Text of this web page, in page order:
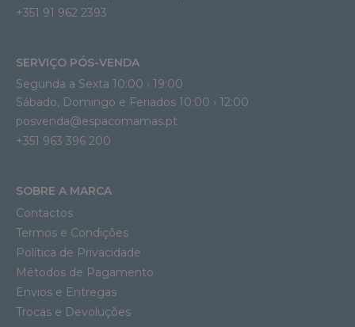
+351 91 962 2393
SERVIÇO PÓS-VENDA
Segunda a Sexta 10:00 › 19:00
Sábado, Domingo e Feriados 10:00 › 12:00
posvenda@espacomamas.pt
+351 963 396 200
SOBRE A MARCA
Contactos
Termos e Condições
Política de Privacidade
Métodos de Pagamento
Envios e Entregas
Trocas e Devoluções